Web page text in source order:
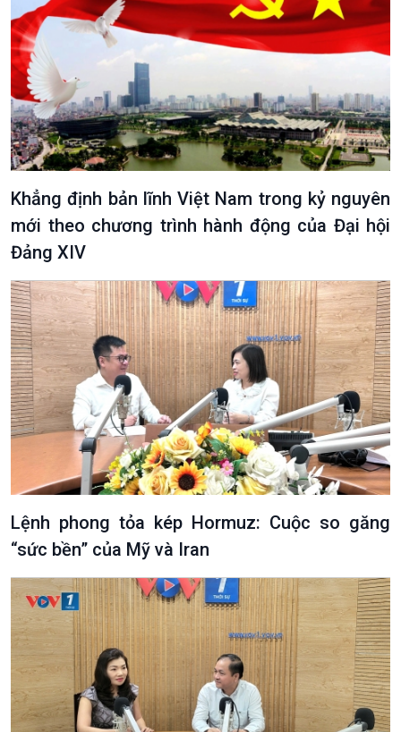
Podcast
Góc nhìn VOV1
Bình luận
10 phút Sự kiện - Luận bàn
Câu chuyện thời sự
Khẳng định bản lĩnh Việt Nam trong kỷ nguyên
mới theo chương trình hành động của Đại hội
Đảng XIV
Lệnh phong tỏa kép Hormuz: Cuộc so găng
“sức bền” của Mỹ và Iran